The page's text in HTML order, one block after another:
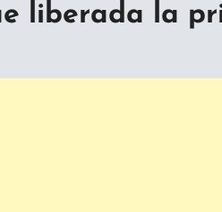
liberada la